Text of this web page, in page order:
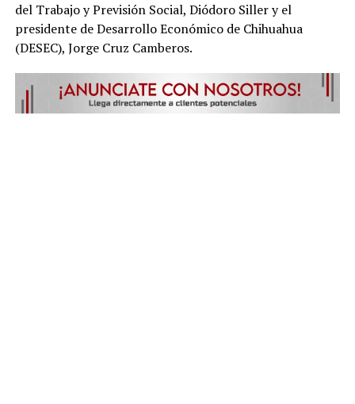
del Trabajo y Previsión Social, Diódoro Siller y el
presidente de Desarrollo Económico de Chihuahua
(DESEC), Jorge Cruz Camberos.